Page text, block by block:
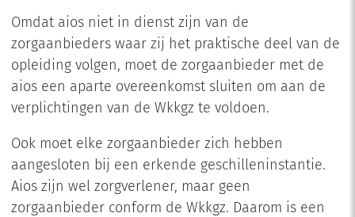
Omdat aios niet in dienst zijn van de
zorgaanbieders waar zij het praktische deel van de
opleiding volgen, moet de zorgaanbieder met de
aios een aparte overeenkomst sluiten om aan de
verplichtingen van de Wkkgz te voldoen.
Ook moet elke zorgaanbieder zich hebben
aangesloten bij een erkende geschilleninstantie.
Aios zijn wel zorgverlener, maar geen
zorgaanbieder conform de Wkkgz. Daarom is een